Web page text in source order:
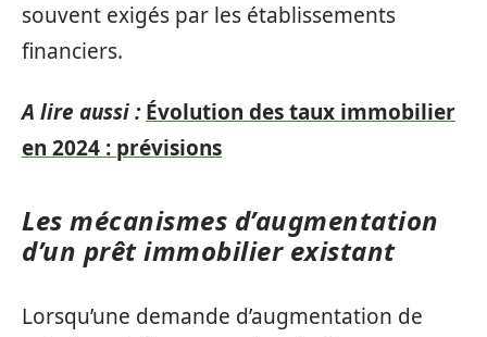
souvent exigés par les établissements
financiers.
A lire aussi : Évolution des taux immobilier
en 2024 : prévisions
Les mécanismes d’augmentation
d’un prêt immobilier existant
Lorsqu’une demande d’augmentation de